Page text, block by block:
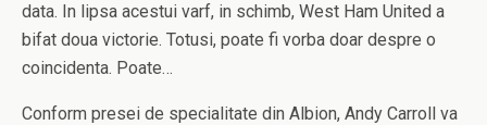
data. In lipsa acestui varf, in schimb, West Ham United a
bifat doua victorie. Totusi, poate fi vorba doar despre o
coincidenta. Poate…
Conform presei de specialitate din Albion, Andy Carroll va